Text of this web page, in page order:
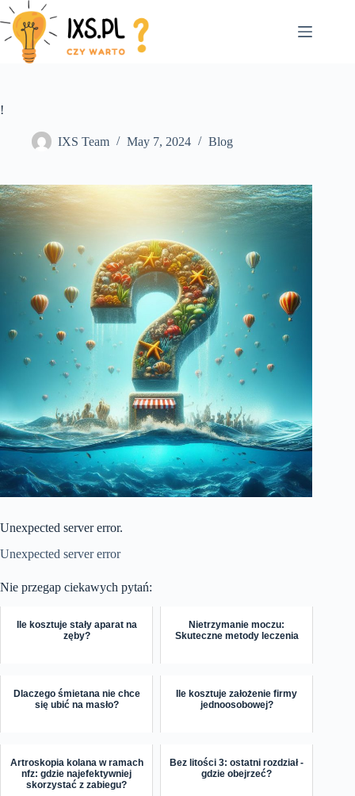
Skip
to
content
!
IXS Team May 7, 2024 Blog
Unexpected server error.
Unexpected server error
Nie przegap ciekawych pytań:
Ile kosztuje stały aparat na
zęby?
Nietrzymanie moczu:
Skuteczne metody leczenia
Dlaczego śmietana nie chce
się ubić na masło?
Ile kosztuje założenie firmy
jednoosobowej?
Artroskopia kolana w ramach
nfz: gdzie najefektywniej
skorzystać z zabiegu?
Bez litości 3: ostatni rozdział -
gdzie obejrzeć?